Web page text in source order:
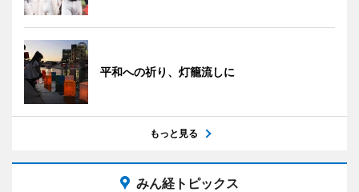
平和への祈り、灯籠流しに
もっと見る
みん経トピックス